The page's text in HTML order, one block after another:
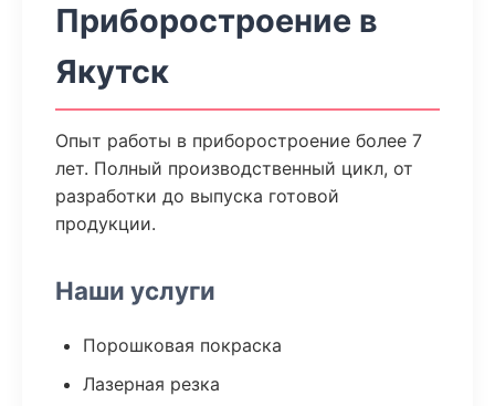
Приборостроение в
Якутск
Опыт работы в приборостроение более 7
лет. Полный производственный цикл, от
разработки до выпуска готовой
продукции.
Наши услуги
Порошковая покраска
Лазерная резка